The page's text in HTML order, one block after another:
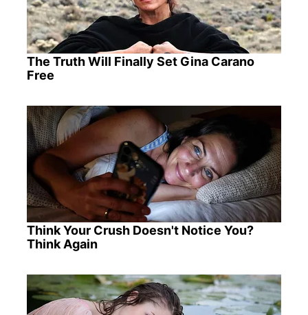
The Truth Will Finally Set Gina Carano
Free
Think Your Crush Doesn't Notice You?
Think Again